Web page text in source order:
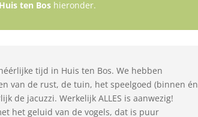
ten Boshieronder.
tijd in Huis ten Bos. We hebben
van de rust, de tuin, het speelgoed (binnen én
de jacuzzi. Werkelijk ALLES is aanwezig!
het geluid van de vogels, dat is puur